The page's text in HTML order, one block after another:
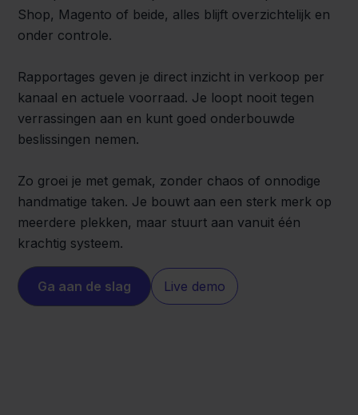
Shop, Magento of beide, alles blijft overzichtelijk en
onder controle.
Rapportages geven je direct inzicht in verkoop per
kanaal en actuele voorraad. Je loopt nooit tegen
verrassingen aan en kunt goed onderbouwde
beslissingen nemen.
Zo groei je met gemak, zonder chaos of onnodige
handmatige taken. Je bouwt aan een sterk merk op
meerdere plekken, maar stuurt aan vanuit één
krachtig systeem.
Ga aan de slag Live demo